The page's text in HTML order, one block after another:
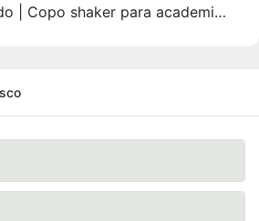
| Copo shaker para academia